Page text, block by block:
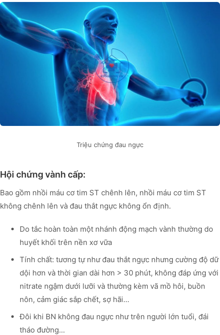
Triệu chứng đau ngực
Hội chứng vành cấp:
Bao gồm nhồi máu cơ tim ST chênh lên, nhồi máu cơ tim ST
không chênh lên và đau thắt ngực không ổn định.
Do tắc hoàn toàn một nhánh động mạch vành thường do
huyết khối trên nền xơ vữa
Tính chất: tương tự như đau thắt ngực nhưng cường độ dữ
dội hơn và thời gian dài hơn > 30 phút, không đáp ứng với
nitrate ngậm dưới lưỡi và thường kèm vã mồ hôi, buồn
nôn, cảm giác sắp chết, sợ hãi…
Đôi khi BN không đau ngực như trên người lớn tuổi, đái
tháo đường…